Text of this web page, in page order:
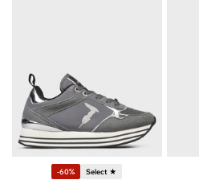
-60% Select ★